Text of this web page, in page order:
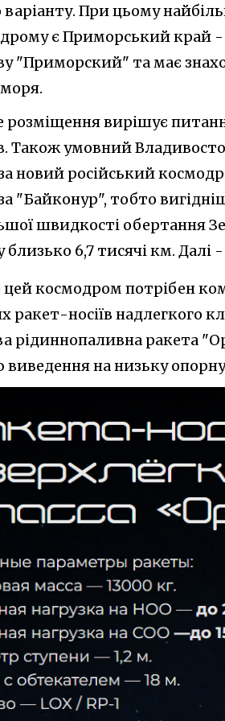
При цьому
є Приморський край
"Приморский" та має
вирішує
Також умовний
новий російський
"Байконур", тобто
швидкості обертання
близько 6,7 тисячі км.
цей космодром потрібен
ракет-носіїв надлегкого
рідиннопаливна ракета
на низьку опорну